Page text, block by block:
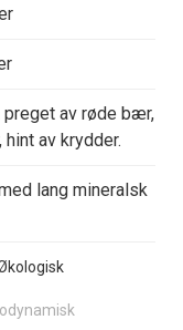
preget av røde bær,
av krydder.
lang mineralsk